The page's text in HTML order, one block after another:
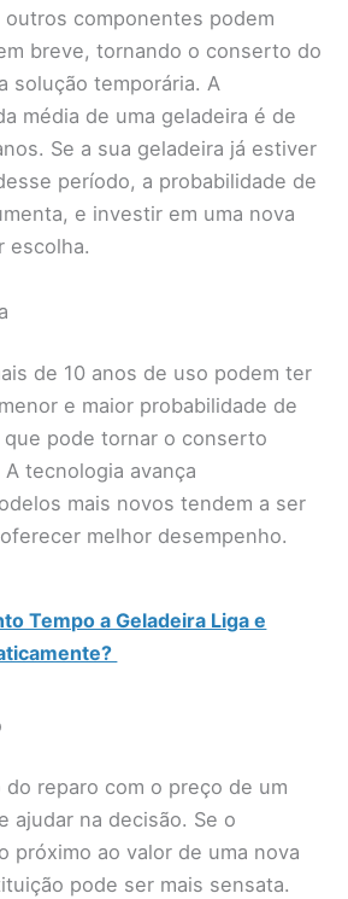
outros componentes podem
breve, tornando o conserto do
solução temporária. A
média de uma geladeira é de
Se a sua geladeira já estiver
período, a probabilidade de
e investir em uma nova
escolha.
de 10 anos de uso podem ter
e maior probabilidade de
pode tornar o conserto
tecnologia avança
mais novos tendem a ser
melhor desempenho.
Tempo a Geladeira Liga e
do reparo com o preço de um
ajudar na decisão. Se o
próximo ao valor de uma nova
pode ser mais sensata.